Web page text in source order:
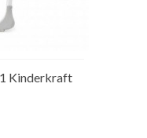
1 Kinderkraft